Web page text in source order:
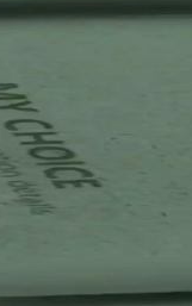
sağlayacak
detaylarıyla
bilgi edinerek en iyi